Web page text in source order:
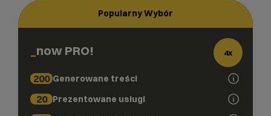
Popularny Wybór
4x
now PRO!
200 Generowane treści
20 Prezentowane usługi